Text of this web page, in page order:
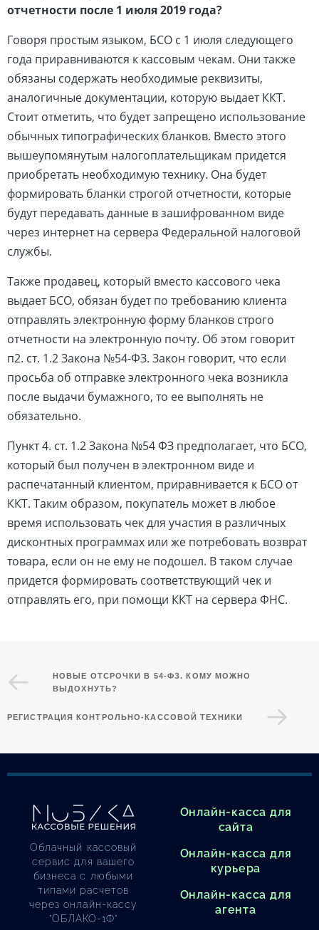
отчетности после 1 июля 2019 года?
Говоря простым языком, БСО с 1 июля следующего
года приравниваются к кассовым чекам. Они также
обязаны содержать необходимые реквизиты,
аналогичные документации, которую выдает ККТ.
Стоит отметить, что будет запрещено использование
обычных типографических бланков. Вместо этого
вышеупомянутым налогоплательщикам придется
приобретать необходимую технику. Она будет
формировать бланки строгой отчетности, которые
будут передавать данные в зашифрованном виде
через интернет на сервера Федеральной налоговой
службы.
Также продавец, который вместо кассового чека
выдает БСО, обязан будет по требованию клиента
отправлять электронную форму бланков строго
отчетности на электронную почту. Об этом говорит
п2. ст. 1.2 Закона №54-ФЗ. Закон говорит, что если
просьба об отправке электронного чека возникла
после выдачи бумажного, то ее выполнять не
обязательно.
Пункт 4. ст. 1.2 Закона №54 ФЗ предполагает, что БСО,
который был получен в электронном виде и
распечатанный клиентом, приравнивается к БСО от
ККТ. Таким образом, покупатель может в любое
время использовать чек для участия в различных
дисконтных программах или же потребовать возврат
товара, если он не ему не подошел. В таком случае
придется формировать соответствующий чек и
отправлять его, при помощи ККТ на сервера ФНС.
НОВЫЕ ОТСРОЧКИ В 54-ФЗ. КОМУ МОЖНО
ВЫДОХНУТЬ?
РЕГИСТРАЦИЯ КОНТРОЛЬНО-КАССОВОЙ ТЕХНИКИ
Облачный кассовый
сервис для вашего
бизнеса с любыми
типами расчетов
через онлайн-кассу
"ОБЛАКО-1Ф"
Онлайн-касса для
сайта
Онлайн-касса для
курьера
Онлайн-касса для
агента